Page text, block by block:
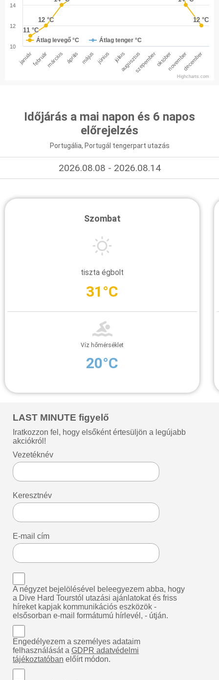
11 °C
11 °C
12 °C
12 °C 12 °C
12 °C
Átlag levegő °C Átlag tenger °C
januárfebruármárcius április május június júliusaugusztusszepemberoktóbernovemberdecember
10
12
14
Highcharts.com
Időjárás a mai napon és 6 napos
előrejelzés
Portugália, Portugál tengerpart utazás
2026.08.08 - 2026.08.14
Szombat
tiszta égbolt
31°C
Víz hőmérséklet
20°C
LAST MINUTE figyelő
Iratkozzon fel, hogy elsőként értesüljön a legújabb
akciókról!
Vezetéknév
Keresztnév
E-mail cím
A négyzet bejelölésével beleegyezem abba, hogy
a Dive Hard Tourstól utazási ajánlatokat és friss
híreket kapjak kommunikációs eszközök -
elsősorban e-mail formátumú hírlevél, - útján.
Engedélyezem a személyes adataim
felhasználását aGDPR adatvédelmi
tájékoztatóban előírt módon.